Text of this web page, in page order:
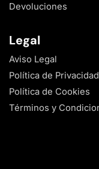
Devoluciones
Legal
Aviso Legal
Política de Privacidad
Política de Cookies
Términos y